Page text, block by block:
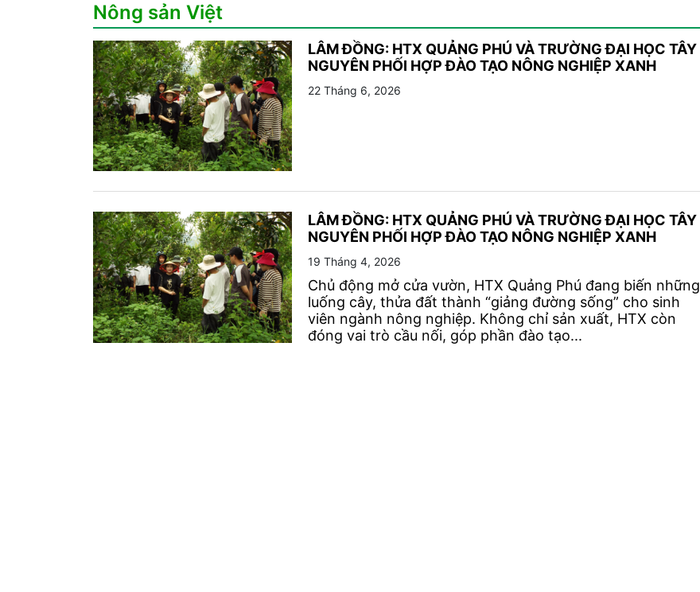
Nông sản Việt
LÂM ĐỒNG: HTX QUẢNG PHÚ VÀ TRƯỜNG ĐẠI HỌC TÂY
NGUYÊN PHỐI HỢP ĐÀO TẠO NÔNG NGHIỆP XANH
22 Tháng 6, 2026
LÂM ĐỒNG: HTX QUẢNG PHÚ VÀ TRƯỜNG ĐẠI HỌC TÂY
NGUYÊN PHỐI HỢP ĐÀO TẠO NÔNG NGHIỆP XANH
19 Tháng 4, 2026
Chủ động mở cửa vườn, HTX Quảng Phú đang biến những
luống cây, thửa đất thành “giảng đường sống” cho sinh
viên ngành nông nghiệp. Không chỉ sản xuất, HTX còn
đóng vai trò cầu nối, góp phần đào tạo...